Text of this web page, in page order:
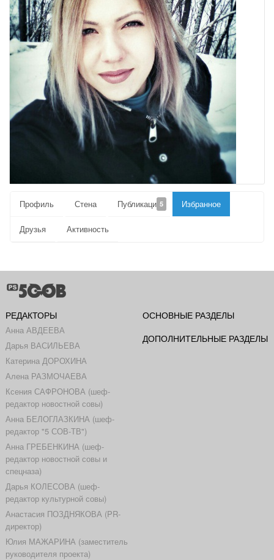
Профиль Стена Публикации5 Избранное
Друзья Активность
РЕДАКТОРЫ
Анна АВДЕЕВА
Дарья ВАСИЛЬЕВА
Катерина ДОРОХИНА
Алена РАЗМОЧАЕВА
Ксения САФРОНОВА (шеф-
редактор новостной совы)
Анна БЕЛОГЛАЗКИНА (шеф-
редактор "5 СОВ-ТВ")
Анна ГРЕБЕНКИНА (шеф-
редактор новостной совы и
спецназа)
Дарья КОЛЕСОВА (шеф-
редактор культурной совы)
Анастасия ПОЗДНЯКОВА (PR-
директор)
Юлия МАЖАРИНА (заместитель
руководителя проекта)
ОСНОВНЫЕ РАЗДЕЛЫ
ДОПОЛНИТЕЛЬНЫЕ РАЗДЕЛЫ